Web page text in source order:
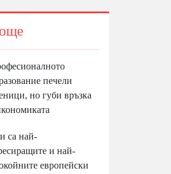
печели
но губи връзка
са най-
и най-
европейски